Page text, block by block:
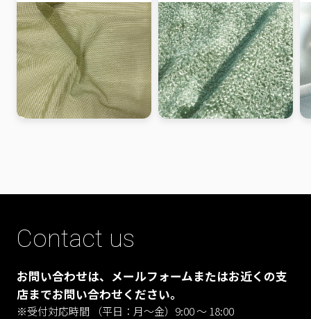
Contact us
お問い合わせは、メールフォームまたはお近くの支
店までお問い合わせください。
※受付対応時間 （平日：月〜金）9:00 ～ 18:00